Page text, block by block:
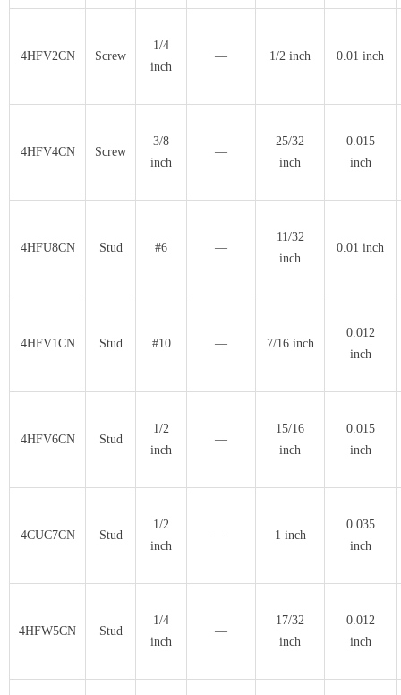
4HFV2CN Screw
1/4
inch
— 1/2 inch 0.01 inch
4HFV4CN Screw
3/8
inch
—
25/32
inch
0.015
inch
4HFU8CN Stud #6 —
11/32
inch
0.01 inch
4HFV1CN Stud #10 — 7/16 inch
0.012
inch
4HFV6CN Stud
1/2
inch
—
15/16
inch
0.015
inch
4CUC7CN Stud
1/2
inch
— 1 inch
0.035
inch
4HFW5CN Stud
1/4
inch
—
17/32
inch
0.012
inch